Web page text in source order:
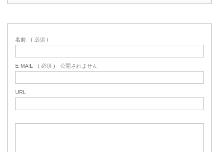
名前 ( 必須 )
E-MAIL ( 必須 ) - 公開されません -
URL